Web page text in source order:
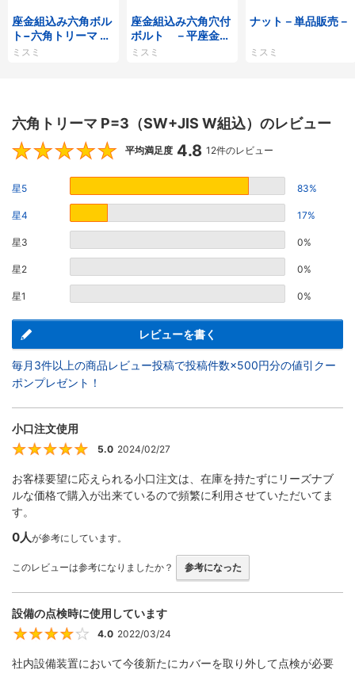
座金組込み六角ボル
ト−六角トリーマ ・
単品販売−
ミスミ
座金組込み六角穴付
ボルト －平座金・
ばね座金組込/緩み
ミスミ
ナット－単品販売－
ミスミ
六角トリーマ P=3（SW+JIS W組込）のレビュー
4.8
平均満足度 4.8 12件のレビュー
星5 83%
星4 17%
星3 0%
星2 0%
星1 0%
レビューを書く
毎月3件以上の商品レビュー投稿で投稿件数×500円分の値引クー
ポンプレゼント！
小口注文使用
5
5.0 2024/02/27
お客様要望に応えられる小口注文は、在庫を持たずにリーズナブ
ルな価格で購入が出来ているので頻繁に利用させていただいてま
す。
0人が参考にしています。
このレビューは参考になりましたか？ 参考になった
設備の点検時に使用しています
4
4.0 2022/03/24
社内設備装置において今後新たにカバーを取り外して点検が必要